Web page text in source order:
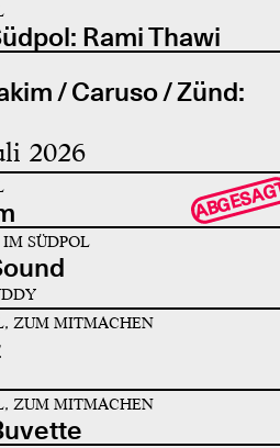
Rami Thawi
/ Caruso / Zünd:
2026
SÜDPOL
ZUM MITMACHEN
ZUM MITMACHEN